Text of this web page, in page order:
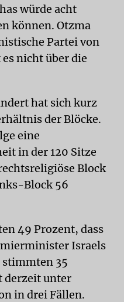
würde acht
können. Otzma
Partei von
nicht über die
hat sich kurz
der Blöcke.
eine
in der 120 Sitze
Block
Block 56
49 Prozent, dass
Israels
stimmten 35
derzeit unter
in drei Fällen.